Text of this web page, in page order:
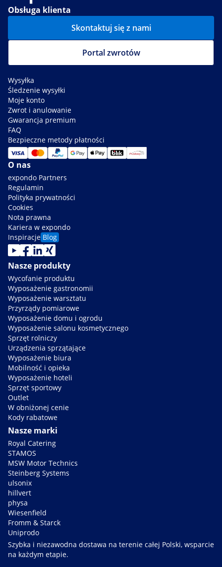
Obsługa klienta
Skontaktuj się z nami
Portal zwrotów
Wysyłka
Śledzenie wysyłki
Moje konto
Zwrot i anulowanie
Gwarancja premium
FAQ
Bezpieczne metody płatności
O nas
expondo Partners
Regulamin
Polityka prywatności
Cookies
Nota prawna
Kariera w expondo
Inspiracje Blog
Nasze produkty
Wycofanie produktu
Wyposażenie gastronomii
Wyposażenie warsztatu
Przyrządy pomiarowe
Wyposażenie domu i ogrodu
Wyposażenie salonu kosmetycznego
Sprzęt rolniczy
Urządzenia sprzątające
Wyposażenie biura
Mobilność i opieka
Wyposażenie hoteli
Sprzęt sportowy
Outlet
W obniżonej cenie
Kody rabatowe
Nasze marki
Royal Catering
STAMOS
MSW Motor Technics
Steinberg Systems
ulsonix
hillvert
physa
Wiesenfield
Fromm & Starck
Uniprodo
Szybka i niezawodna dostawa na terenie całej Polski, wsparcie
na każdym etapie.